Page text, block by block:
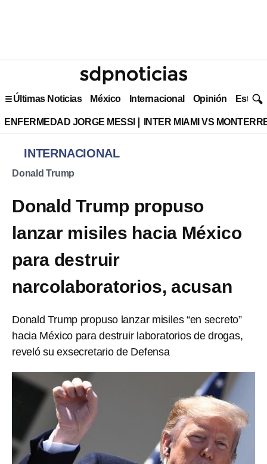
Últimas Noticias México Internacional Opinión Estilo
ENFERMEDAD JORGE MESSI INTER MIAMI VS
INTERNACIONAL
Donald Trump
Donald Trump propuso
lanzar misiles hacia México
para destruir
narcolaboratorios, acusan
Donald Trump propuso lanzar misiles “en secreto”
hacia México para destruir laboratorios de drogas,
reveló su exsecretario de Defensa